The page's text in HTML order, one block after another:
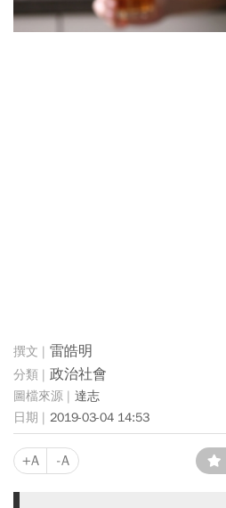
雷皓明
政治社會
達志
2019-03-04 14:53
+A -A